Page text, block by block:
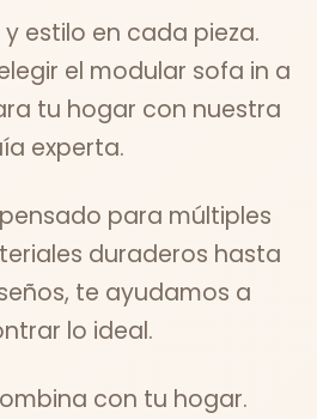
estilo en cada pieza.
el modular sofa in a
tu hogar con nuestra
experta.
para múltiples
duraderos hasta
te ayudamos a
lo ideal.
con tu hogar.